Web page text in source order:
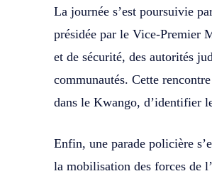
La journée s’est poursuivie
présidée par le Vice-Premier
et de sécurité, des autorités
communautés. Cette
dans le Kwango, d’identifier
Enfin, une parade policière
la mobilisation des forces de